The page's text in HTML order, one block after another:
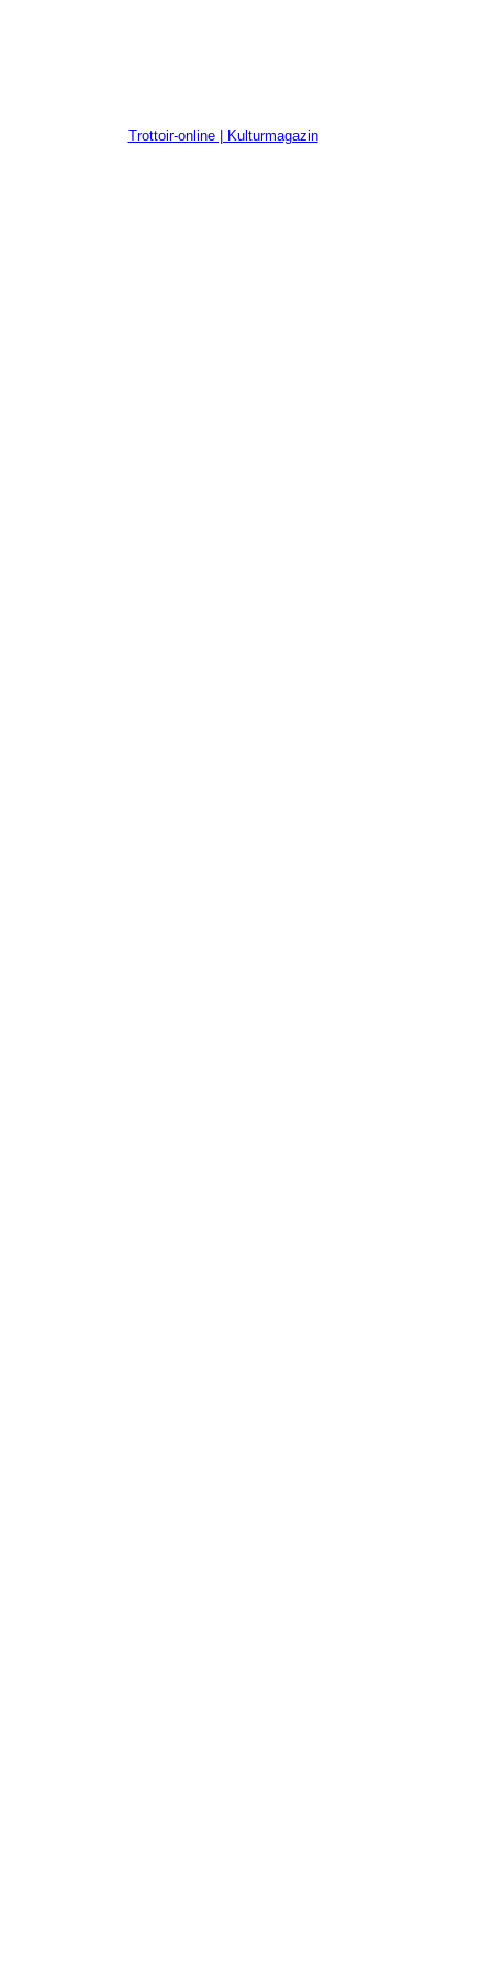
Trottoir-online | Kulturmagazin